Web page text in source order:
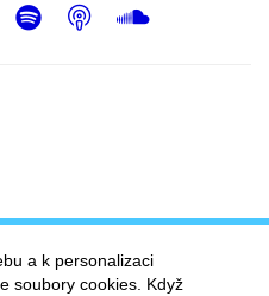
Youtube
Spotify
Podcast
a k personalizaci
soubory cookies. Když